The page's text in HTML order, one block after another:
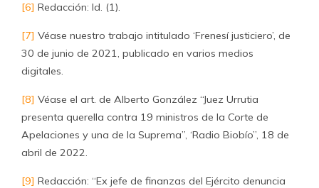
[6] Redacción: Id. (1).
[7] Véase nuestro trabajo intitulado ‘Frenesí justiciero’, de
30 de junio de 2021, publicado en varios medios
digitales.
[8] Véase el art. de Alberto González “Juez Urrutia
presenta querella contra 19 ministros de la Corte de
Apelaciones y una de la Suprema”, ‘Radio Biobío”, 18 de
abril de 2022.
[9] Redacción: “Ex jefe de finanzas del Ejército denuncia